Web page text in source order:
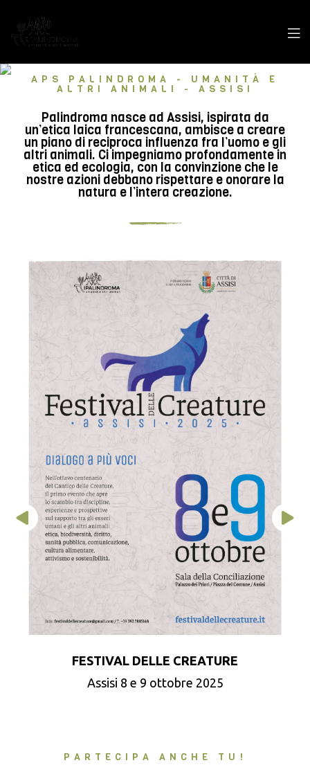
APS PALINDROMA - UMANITÀ E
ALTRI ANIMALI - ASSISI
Palindroma nasce ad Assisi, ispirata da
un’etica laica francescana, ambisce a creare
un piano di reciproca influenza fra l’uomo e gli
altri animali. Ci impegniamo profondamente in
etica ed ecologia, con la convinzione che le
nostre azioni debbano rispettare e onorare la
natura e l’intera creazione.
FESTIVAL DELLE CREATURE
Assisi 8 e 9 ottobre 2025
PARTECIPA ANCHE TU!